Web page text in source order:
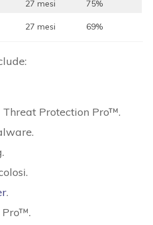
27 mesi
75%
27 mesi 69%
Protection Pro™.
.
Pro™.